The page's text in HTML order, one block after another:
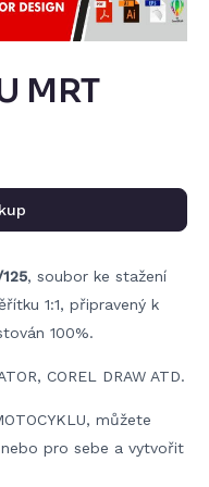
MRT
, soubor ke stažení
1:1, připravený k
100%.
COREL DRAW ATD.
můžete
pro sebe a vytvořit